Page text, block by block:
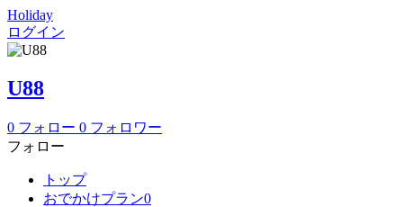
Holiday
ログイン
U88
0 フォロー 0 フォロワー
フォロー
トップ
おでかけプラン0